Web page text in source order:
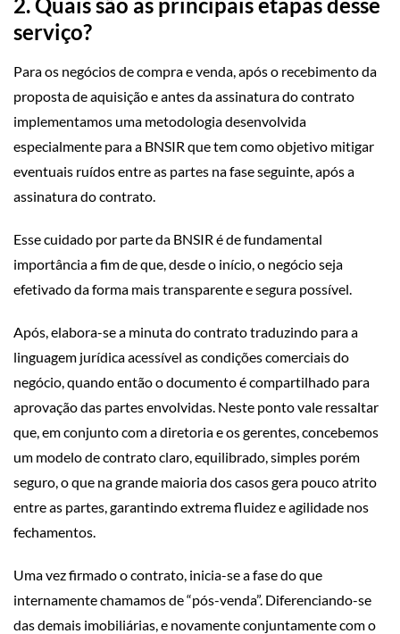
serviço?
Para os negócios de compra e venda, após o recebimento da
proposta de aquisição e antes da assinatura do contrato
implementamos uma metodologia desenvolvida
especialmente para a BNSIR que tem como objetivo mitigar
eventuais ruídos entre as partes na fase seguinte, após a
assinatura do contrato.
Esse cuidado por parte da BNSIR é de fundamental
importância a fim de que, desde o início, o negócio seja
efetivado da forma mais transparente e segura possível.
Após, elabora-se a minuta do contrato traduzindo para a
linguagem jurídica acessível as condições comerciais do
negócio, quando então o documento é compartilhado para
aprovação das partes envolvidas. Neste ponto vale ressaltar
que, em conjunto com a diretoria e os gerentes, concebemos
um modelo de contrato claro, equilibrado, simples porém
seguro, o que na grande maioria dos casos gera pouco atrito
entre as partes, garantindo extrema fluidez e agilidade nos
fechamentos.
Uma vez firmado o contrato, inicia-se a fase do que
internamente chamamos de “pós-venda”. Diferenciando-se
das demais imobiliárias, e novamente conjuntamente com o